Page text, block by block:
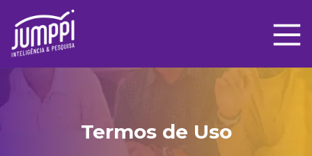
Termos de Uso